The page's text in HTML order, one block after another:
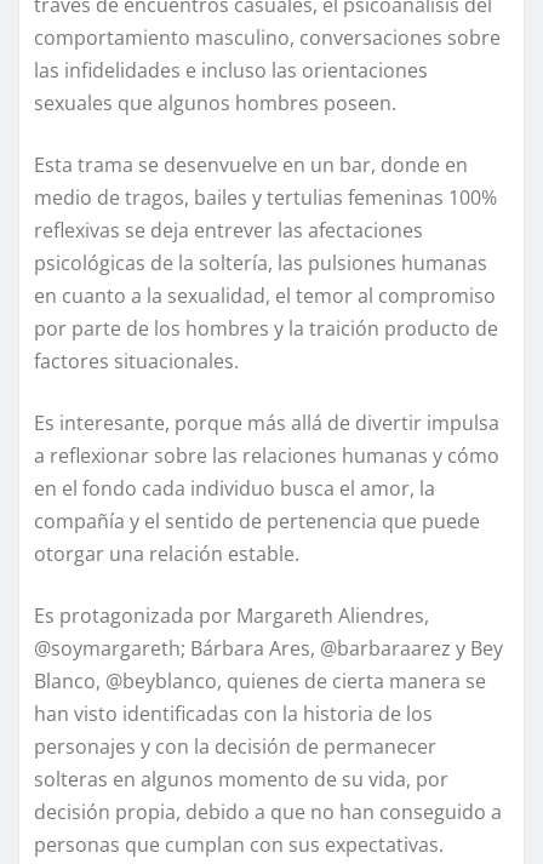
comportamiento masculino, conversaciones sobre
las infidelidades e incluso las orientaciones
sexuales que algunos hombres poseen.
Esta trama se desenvuelve en un bar, donde en
medio de tragos, bailes y tertulias femeninas 100%
reflexivas se deja entrever las afectaciones
psicológicas de la soltería, las pulsiones humanas
en cuanto a la sexualidad, el temor al compromiso
por parte de los hombres y la traición producto de
factores situacionales.
Es interesante, porque más allá de divertir impulsa
a reflexionar sobre las relaciones humanas y cómo
en el fondo cada individuo busca el amor, la
compañía y el sentido de pertenencia que puede
otorgar una relación estable.
Es protagonizada por Margareth Aliendres,
@soymargareth; Bárbara Ares, @barbaraarez y Bey
Blanco, @beyblanco, quienes de cierta manera se
han visto identificadas con la historia de los
personajes y con la decisión de permanecer
solteras en algunos momento de su vida, por
decisión propia, debido a que no han conseguido a
personas que cumplan con sus expectativas.